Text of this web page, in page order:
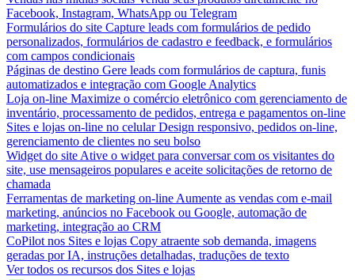
Facebook, Instagram, WhatsApp ou Telegram
Formulários do site Capture leads com formulários de pedido
personalizados, formulários de cadastro e feedback, e formulários
com campos condicionais
Páginas de destino Gere leads com formulários de captura, funis
automatizados e integração com Google Analytics
Loja on-line Maximize o comércio eletrônico com gerenciamento de
inventário, processamento de pedidos, entrega e pagamentos on-line
Sites e lojas on-line no celular Design responsivo, pedidos on-line,
gerenciamento de clientes no seu bolso
Widget do site Ative o widget para conversar com os visitantes do
site, use mensageiros populares e aceite solicitações de retorno de
chamada
Ferramentas de marketing on-line Aumente as vendas com e-mail
marketing, anúncios no Facebook ou Google, automação de
marketing, integração ao CRM
CoPilot nos Sites e lojas Copy atraente sob demanda, imagens
geradas por IA, instruções detalhadas, traduções de texto
Ver todos os recursos dos Sites e lojas